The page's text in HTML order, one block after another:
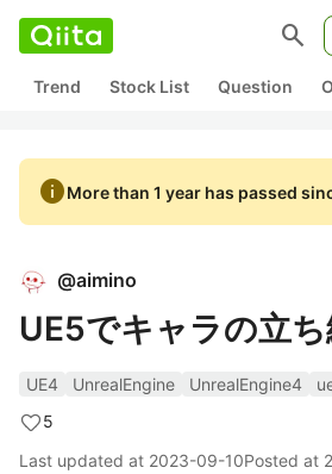
search
Trend Stock List Question
infoMore than 1 year has passed
@aimino
UE5でキャラの立
UE4 UnrealEngine UnrealEngine4
5
Last updated at 2023-09-10Posted at